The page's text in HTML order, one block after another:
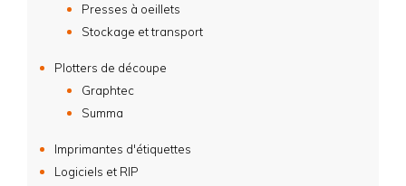
Presses à oeillets
Stockage et transport
Plotters de découpe
Graphtec
Summa
Imprimantes d'étiquettes
Logiciels et RIP